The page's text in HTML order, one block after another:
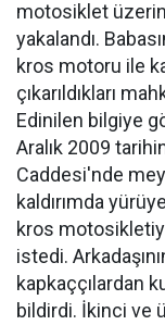
motosiklet
yakalandı.
kros motoru ile
çıkarıldıkları
Edinilen bilgiye
Aralık 2009
Caddesi'nde
kaldırımda
kros
istedi.
kapkaççılardan
bildirdi. İkinci ve